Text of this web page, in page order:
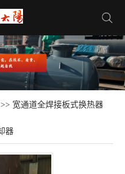
>> 宽通道全焊接板式换热器
器